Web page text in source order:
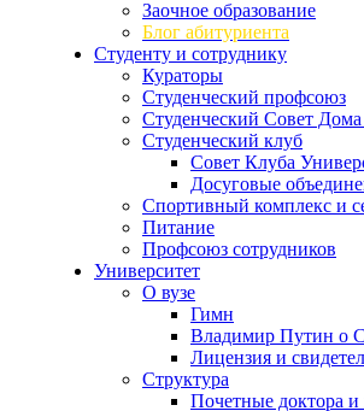
Заочное образование
Блог абитуриента
Студенту и сотруднику
Кураторы
Студенческий профсоюз
Студенческий Совет Дома
Студенческий клуб
Совет Клуба
Досуговые
Спортивный комплекс и
Питание
Профсоюз сотрудников
Университет
О вузе
Гимн
Владимир Путин о
Лицензия и
Структура
Почетные доктора и